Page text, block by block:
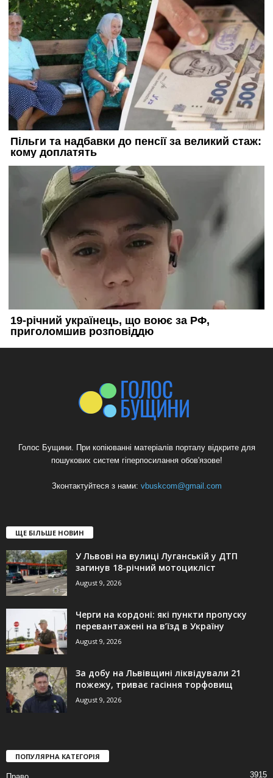
Голос Бущини. При копіюванні матеріалів порталу відкрите для
пошукових систем гіперпосилання обов'язове!
Зконтактуйтеся з нами: vbuskcom@gmail.com
ЩЕ БІЛЬШЕ НОВИН
У Львові на вулиці Луганській у ДТП
загинув 18-річний мотоцикліст
August 9, 2026
Черги на кордоні: які пункти пропуску
перевантажені на в’їзд в Україну
August 9, 2026
За добу на Львівщині ліквідували 21
пожежу, триває гасіння торфовищ
August 9, 2026
ПОПУЛЯРНА КАТЕГОРІЯ
3915